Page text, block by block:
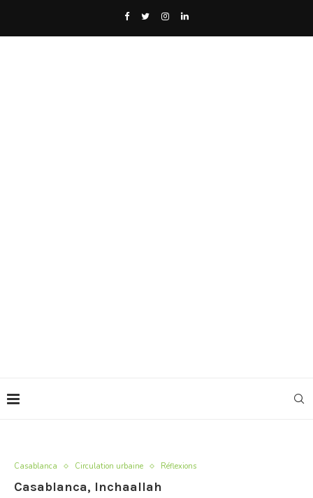
Casablanca Circulation urbaine Réflexions
Casablanca, Inchaallah